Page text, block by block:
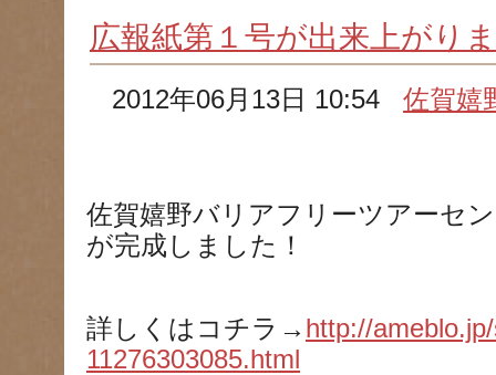
広報紙第１号が出来上がり
2012年06月13日 10:54佐賀嬉
佐賀嬉野バリアフリーツアーセ
が完成しました！
詳しくはコチラ→ http://
11276303085.html